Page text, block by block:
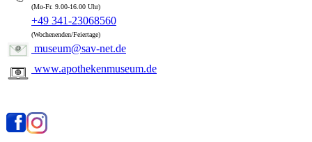
(Mo-Fr. 9.00-16.00 Uhr)
+49 341-23068560
(Wochenenden/Feiertage)
museum@sav-net.de
www.apothekenmuseum.de